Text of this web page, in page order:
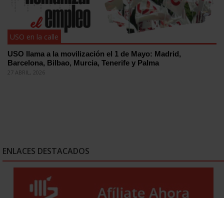
USO en la calle
USO llama a la movilización el 1 de Mayo: Madrid,
Barcelona, Bilbao, Murcia, Tenerife y Palma
27 ABRIL, 2026
ENLACES DESTACADOS